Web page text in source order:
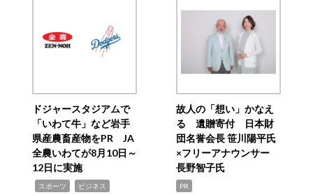
ドジャースタジアムで
「いわて牛」など岩手
県産農畜産物をPR JA
全農いわてが8月10日～
12日に実施
スポーツ ビジネス
故人の「想い」かなえ
る 遺贈寄付 日本財
団名誉会長 笹川陽平氏
×フリーアナウンサー
長野智子氏
PR